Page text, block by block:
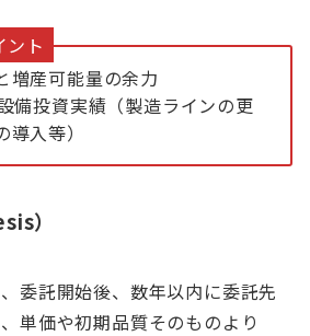
ント
増産可能量の余力
備投資実績（製造ラインの更
入等）
）
委託開始後、数年以内に委託先
単価や初期品質そのものより